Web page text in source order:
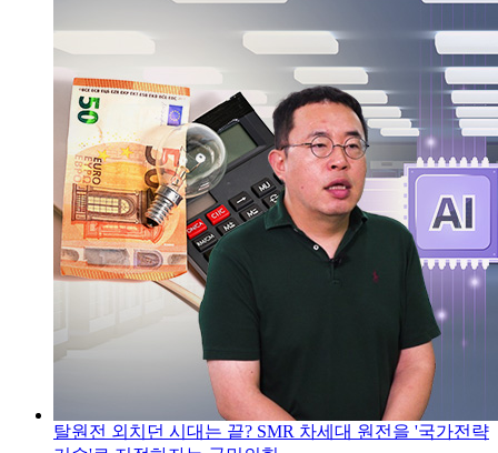
탈원전 외치던 시대는 끝? SMR 차세대 원전을 '국가전략